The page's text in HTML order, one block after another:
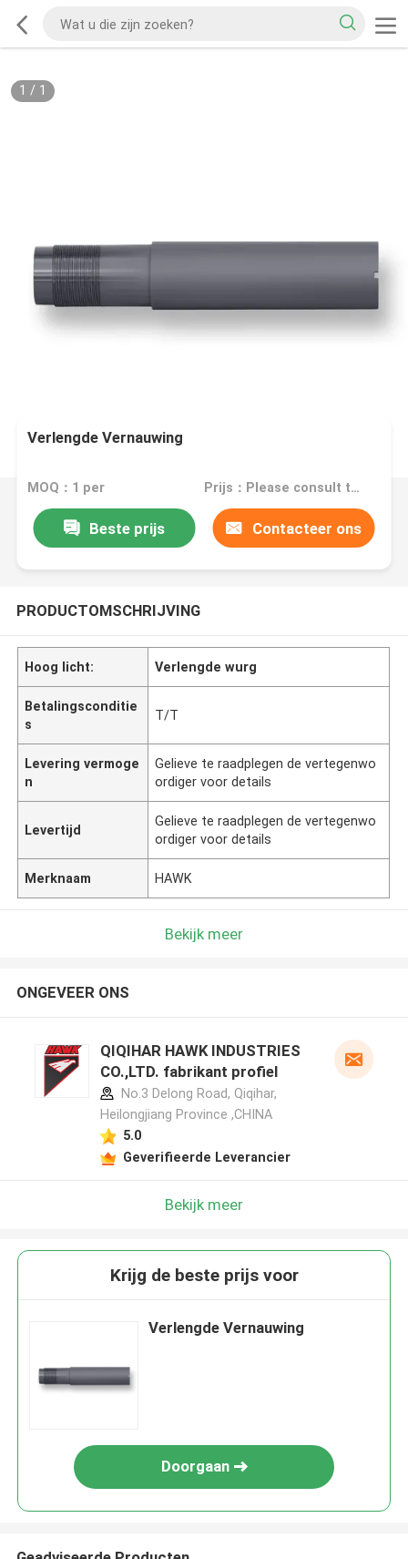
1 / 1
Verlengde Vernauwing
MOQ：1 per Prijs：Please consult the sales representative for details.
Beste prijs Contacteer ons
PRODUCTOMSCHRIJVING
Hoog licht: Verlengde wurg
Betalingsconditie
s
T/T
Levering vermoge
n
Gelieve te raadplegen de vertegenwo
ordiger voor details
Levertijd
Gelieve te raadplegen de vertegenwo
ordiger voor details
Merknaam HAWK
Bekijk meer
ONGEVEER ONS
QIQIHAR HAWK INDUSTRIES
CO.,LTD. fabrikant profiel
No.3 Delong Road, Qiqihar,
Heilongjiang Province ,CHINA
5.0
Geverifieerde Leverancier
Bekijk meer
Krijg de beste prijs voor
Verlengde Vernauwing
Doorgaan